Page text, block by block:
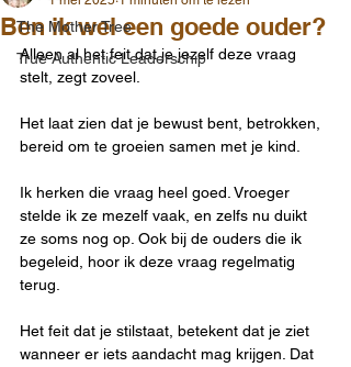
The Mother Tree
True Authentic Leaderschip
Ben ik wel een goede ouder?
Alleen al het feit dat je jezelf deze vraag
stelt, zegt zoveel.
Het laat zien dat je bewust bent, betrokken,
bereid om te groeien samen met je kind.
Ik herken die vraag heel goed. Vroeger
stelde ik ze mezelf vaak, en zelfs nu duikt
ze soms nog op. Ook bij de ouders die ik
begeleid, hoor ik deze vraag regelmatig
terug.
Het feit dat je stilstaat, betekent dat je ziet
wanneer er iets aandacht mag krijgen. Dat